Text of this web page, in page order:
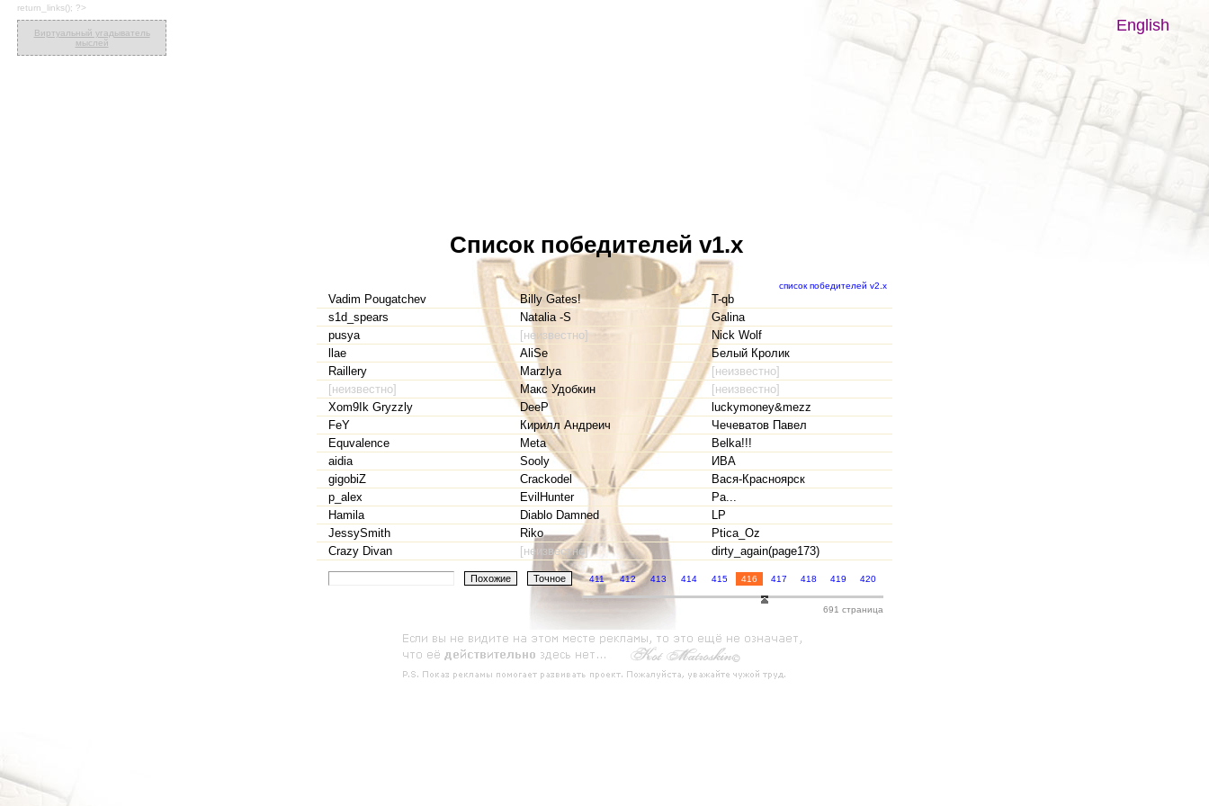
return_links(); ?>
Виртуальный угадыватель
мыслей
Список победителей v1.x
список победителей v2.x
Vadim Pougatchev Billy Gates!
T-qb
s1d_spears
Natalia -S
Galina
pusya
[неизвестно]
Nick Wolf
llae
AliSe
Белый Кролик
Raillery
Marzlya
[неизвестно]
[неизвестно]
Макс Удобкин
[неизвестно]
Xom9Ik Gryzzly
DeeP
luckymoney&mezz
FeY
Кирилл Андреич
Чечеватов Павел
Equvalence
Meta
Belka!!!
aidia
Sooly
ИВА
gigobiZ
Crackodel
Вася-Красноярск
p_alex
EvilHunter
Ра...
Hamila
Diablo Damned
LP
JessySmith
Riko
Ptica_Oz
Crazy Divan
[неизвестно] dirty_again(page173)
411 412 413 414 415 416 417 418 419 420
691 страница
English